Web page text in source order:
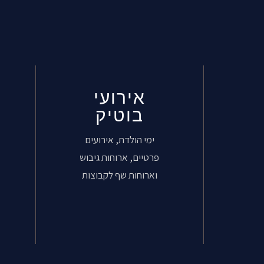
אירועי
בוטיק
ימי הולדת, אירועים
פרטיים, ארוחות גיבוש
וארוחות שף לקבוצות